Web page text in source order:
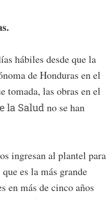
hábiles desde que la
de Honduras en el
tomada, las obras en el
la Salud no se han
ingresan al plantel para
es la más grande
en más de cinco años